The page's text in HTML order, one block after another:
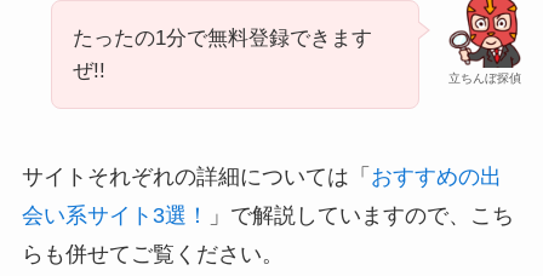
立ちんぼ探偵
たったの1分で無料登録できます
ぜ!!
サイトそれぞれの詳細については「 おすすめの出
会い系サイト3選！
」で解説していますので、こち
らも併せてご覧ください。